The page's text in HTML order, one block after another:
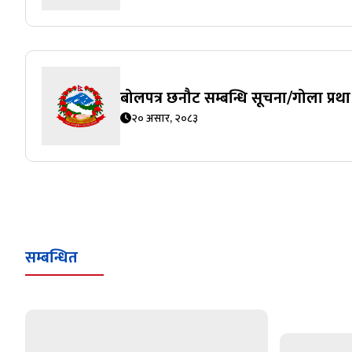
बोलपत्र छनौट सम्बन्धि सूचना/गोला प्रथा
२० असार, २०८३
सम्बन्धित